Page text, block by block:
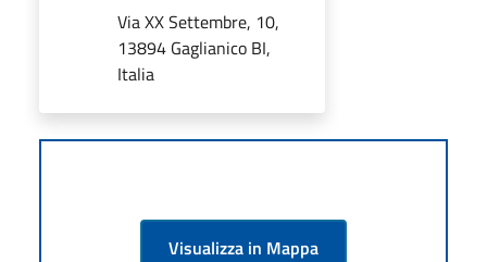
Via XX Settembre, 10,
13894 Gaglianico BI,
Italia
Visualizza in Mappa